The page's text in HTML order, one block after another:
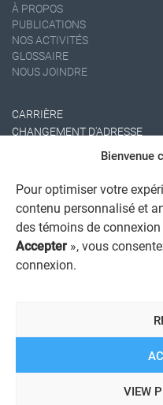
Bienvenue
Pour optimiser votre
contenu personnalisé et
des témoins de connexion
Accepter », vous
connexion.
VIEW
À PROPOS
PUBLICATIONS
NOS ACTIVITÉS
GLOSSAIRE
NOUS JOINDRE
CARRIÈRE
CHANGEMENT D'ADRESSE
AVIS JURIDIQUE GÉNÉRAL
POLITIQUE DE TRAITEMENT
REGISTRE DES CONFLITS